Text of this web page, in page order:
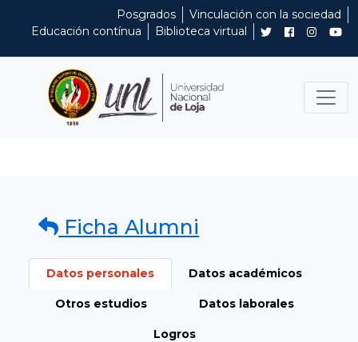
Posgrados
Vinculación con la sociedad
Educación contínua
Biblioteca virtual
Ficha Alumni
Datos personales Datos académicos
Otros estudios Datos laborales
Logros